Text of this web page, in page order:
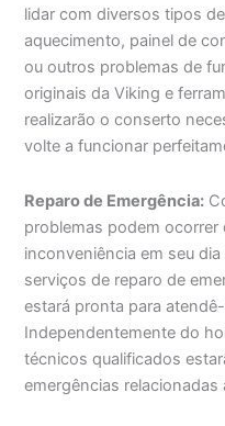
lidar com diversos tipos
aquecimento, painel de
ou outros problemas de
originais da Viking e
realizarão o conserto
volte a funcionar
Reparo de Emergência:
problemas podem ocorrer
inconveniência em seu
serviços de reparo de
estará pronta para
Independentemente do
técnicos qualificados
emergências